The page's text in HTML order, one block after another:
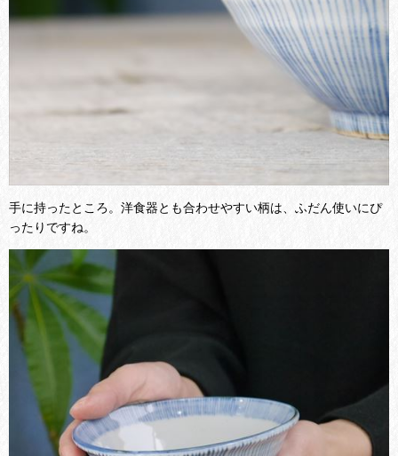
手に持ったところ。洋食器とも合わせやすい柄は、ふだん使いにぴ
ったりですね。